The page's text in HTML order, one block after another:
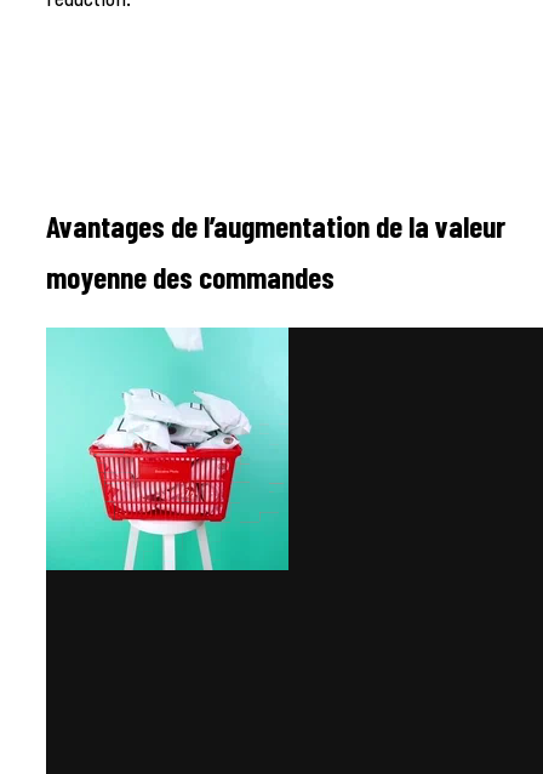
Avantages de l’augmentation de la valeur
moyenne des commandes